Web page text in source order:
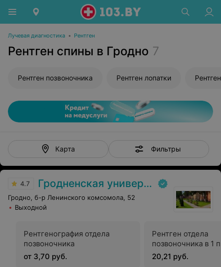
Лучевая диагностика • Рентген
Рентген спины в Гродно 7
Рентген позвоночника Рентген лопатки
Карта Фильтры
4.7 Гродненская университетская клиника
Гродно, б-р Ленинского комсомола, 52
Выходной
Рентгенография отдела
позвоночника
от 3,70 руб.
Рентген отдела
позвоночника в 1
20,21 руб.